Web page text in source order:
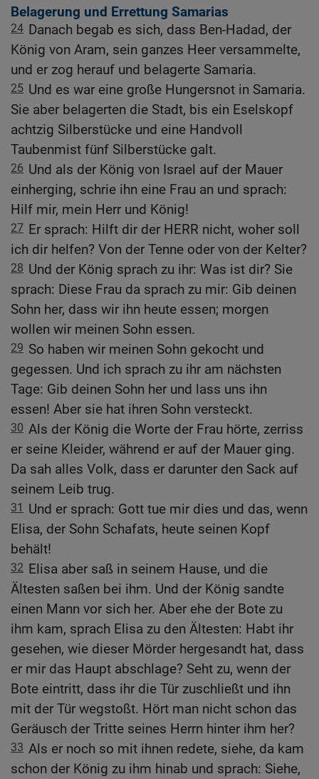
Belagerung und Errettung Samarias
24 Danach begab es sich, dass Ben-Hadad, der
König von Aram, sein ganzes Heer versammelte,
und er zog herauf und belagerte Samaria.
25 Und es war eine große Hungersnot in Samaria.
Sie aber belagerten die Stadt, bis ein Eselskopf
achtzig Silberstücke und eine Handvoll
Taubenmist fünf Silberstücke galt.
26 Und als der König von Israel auf der Mauer
einherging, schrie ihn eine Frau an und sprach:
Hilf mir, mein Herr und König!
27 Er sprach: Hilft dir der HERR nicht, woher soll
ich dir helfen? Von der Tenne oder von der Kelter?
28 Und der König sprach zu ihr: Was ist dir? Sie
sprach: Diese Frau da sprach zu mir: Gib deinen
Sohn her, dass wir ihn heute essen; morgen
wollen wir meinen Sohn essen.
29 So haben wir meinen Sohn gekocht und
gegessen. Und ich sprach zu ihr am nächsten
Tage: Gib deinen Sohn her und lass uns ihn
essen! Aber sie hat ihren Sohn versteckt.
30 Als der König die Worte der Frau hörte, zerriss
er seine Kleider, während er auf der Mauer ging.
Da sah alles Volk, dass er darunter den Sack auf
seinem Leib trug.
31 Und er sprach: Gott tue mir dies und das, wenn
Elisa, der Sohn Schafats, heute seinen Kopf
behält!
32 Elisa aber saß in seinem Hause, und die
Ältesten saßen bei ihm. Und der König sandte
einen Mann vor sich her. Aber ehe der Bote zu
ihm kam, sprach Elisa zu den Ältesten: Habt ihr
gesehen, wie dieser Mörder hergesandt hat, dass
er mir das Haupt abschlage? Seht zu, wenn der
Bote eintritt, dass ihr die Tür zuschließt und ihn
mit der Tür wegstoßt. Hört man nicht schon das
Geräusch der Tritte seines Herrn hinter ihm her?
33 Als er noch so mit ihnen redete, siehe, da kam
schon der König zu ihm hinab und sprach: Siehe,